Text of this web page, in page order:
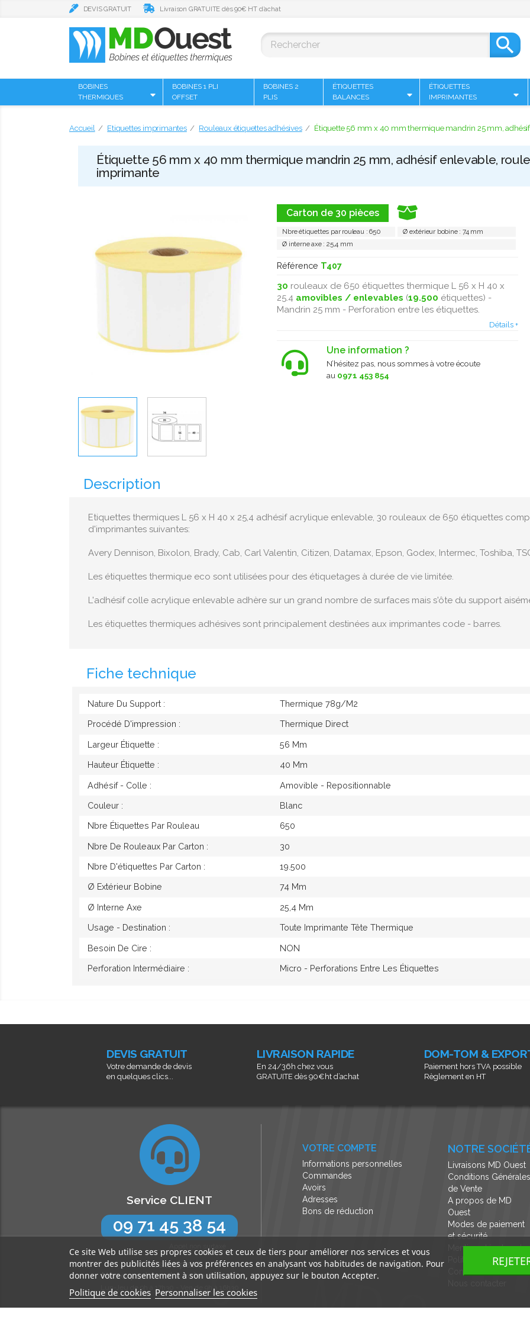
DEVIS GRATUIT Livraison GRATUITE dès 90€ HT d’achat

BOBINES
THERMIQUES
BOBINES 1 PLI
OFFSET
BOBINES 2
PLIS
ÉTIQUETTES
BALANCES
ÉTIQUETTES
IMPRIMANTES
Accueil Etiquettes imprimantes Rouleaux étiquettes adhésives Étiquette 56 mm x 40 mm thermique mandrin 25 mm,
Étiquette 56 mm x 40 mm thermique mandrin 25 mm, adhésif enlevable,
imprimante
Carton de 30 pièces
Nbre étiquettes par rouleau : 650
Ø extérieur bobine : 74 mm
Ø interne axe : 25,4 mm
Référence T407
30 rouleaux de 650 étiquettes thermique L 56 x H 40 x
25.4 amovibles / enlevables (19.500 étiquettes) -
Mandrin 25 mm - Perforation entre les étiquettes.
Détails +
Une information ?
N’hésitez pas, nous sommes à votre écoute
au 0971 453 854
Description
Etiquettes thermiques L 56 x H 40 x 25,4 adhésif acrylique enlevable, 30 rouleaux de 650 étiquettes
d'imprimantes suivantes:
Avery Dennison, Bixolon, Brady, Cab, Carl Valentin, Citizen, Datamax, Epson, Godex, Intermec, Toshiba,
Les étiquettes thermique eco sont utilisées pour des étiquetages à durée de vie limitée.
L'adhésif colle acrylique enlevable adhère sur un grand nombre de surfaces mais s'ôte du support
Les étiquettes thermiques adhésives sont principalement destinées aux imprimantes code - barres.
Fiche technique
Nature Du Support : Thermique 78g/M2
Procédé D'impression : Thermique Direct
Largeur Étiquette : 56 Mm
Hauteur Étiquette : 40 Mm
Adhésif - Colle : Amovible - Repositionnable
Couleur : Blanc
Nbre Étiquettes Par Rouleau 650
Nbre De Rouleaux Par Carton : 30
Nbre D'étiquettes Par Carton : 19.500
Ø Extérieur Bobine 74 Mm
Ø Interne Axe 25,4 Mm
Usage - Destination : Toute Imprimante Tête Thermique
Besoin De Cire : NON
Perforation Intermédiaire : Micro - Perforations Entre Les Étiquettes
DEVIS GRATUIT
Votre demande de devis
en quelques clics...
LIVRAISON RAPIDE
En 24/36h chez vous
GRATUITE dès 90€ht d’achat
DOM-TOM &
Paiement hors TVA possible
Règlement en HT
NOTRE
Livraisons MD Ouest
Conditions Générales
de Vente
A propos de MD
Ouest
Modes de paiement
et sécurité
Mentions légales et
Politique de
VOTRE COMPTE
Informations personnelles
Commandes
Avoirs
Adresses
Bons de réduction
Service CLIENT
09 71 45 38 54
N’hésitez pas !
Nos experts sont à votre écoute
Lun-Jeu de 9h à 17h30 - Ven de 9h à 16h30
Ce site Web utilise ses propres cookies et ceux de tiers pour améliorer nos services et vous
montrer des publicités liées à vos préférences en analysant vos habitudes de navigation. Pour
donner votre consentement à son utilisation, appuyez sur le bouton Accepter.
Politique de cookies Personnaliser les cookies